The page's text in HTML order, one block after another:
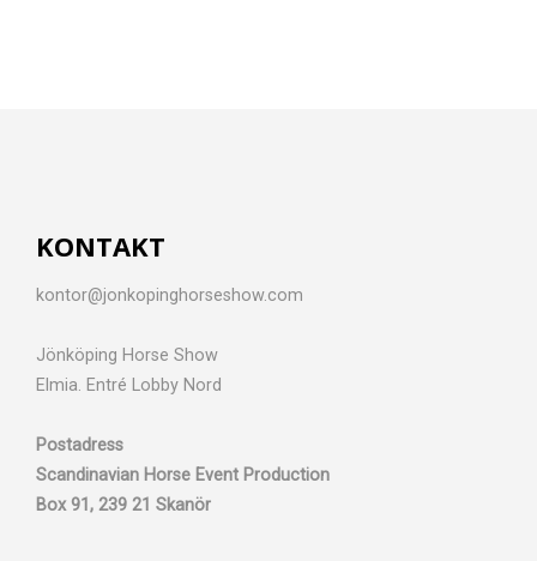
KONTAKT
kontor@jonkopinghorseshow.com
Jönköping Horse Show
Elmia. Entré Lobby Nord
Postadress
Scandinavian Horse Event Production
Box 91, 239 21 Skanör